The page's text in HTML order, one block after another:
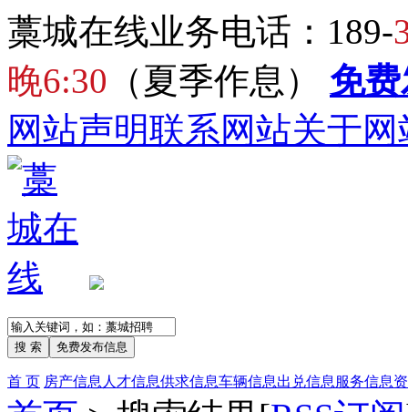
藁城在线业务电话：189-
晚6:30 （夏季作息）
免
网站声明联系网站关于网
首 页 房产信息 人才信息供求信息车辆信息出兑信息 服务信息